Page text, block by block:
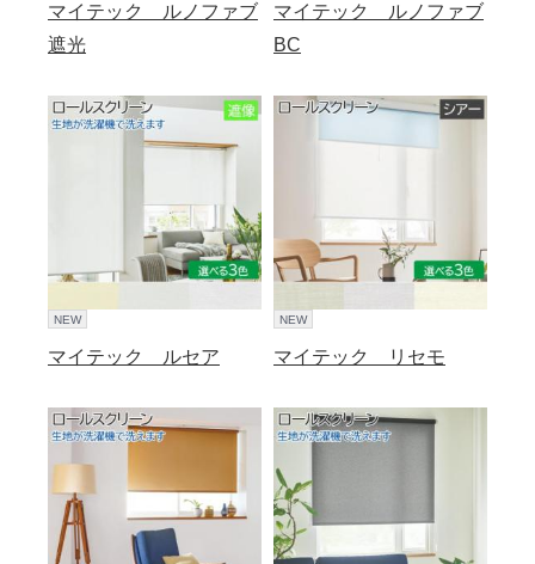
マイテック ルノファブ
遮光
マイテック ルノファブ
BC
NEW
マイテック ルセア
NEW
マイテック リセモ